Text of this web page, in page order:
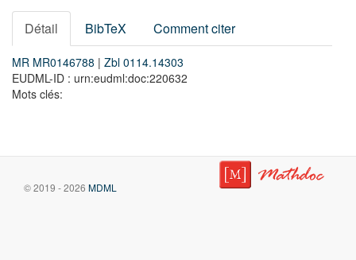
Détail BibTeX Comment citer
MR MR0146788 | Zbl 0114.14303
EUDML-ID : urn:eudml:doc:220632
Mots clés:
© 2019 - 2026 MDML